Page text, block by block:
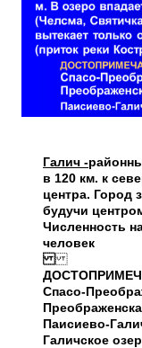
Галич -
в 120 км. к
центра. Город
будучи
Численность
человек
Спасо-
Паисиево-
Галичское